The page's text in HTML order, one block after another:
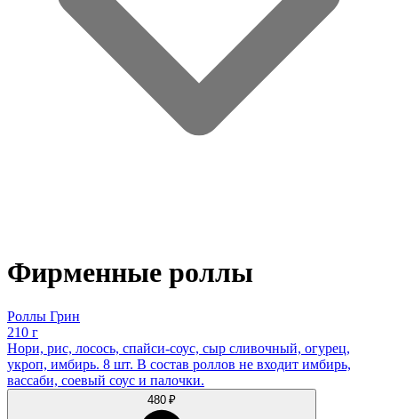
Фирменные роллы
Роллы Грин
210 г
Нори, рис, лосось, спайси-соус, сыр сливочный, огурец,
укроп, имбирь. 8 шт. В состав роллов не входит имбирь,
вассаби, соевый соус и палочки.
480 ₽